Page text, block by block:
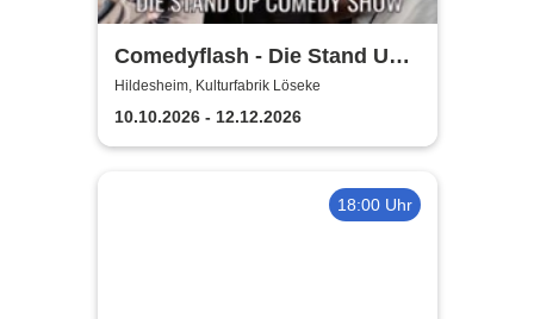
Comedyflash - Die Stand Up
Comedy Show in Hildesheim
Hildesheim, Kulturfabrik Löseke
10.10.2026 - 12.12.2026
18:00 Uhr